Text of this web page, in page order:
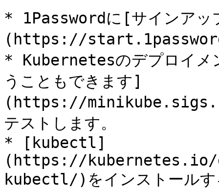
* 1Passwordに[サインアッ
(https://
* Kubernetesのデプロイメ
うこともできます]
(https://
テストします。
* [kubectl]
(https://
kubectl/)をインストールす